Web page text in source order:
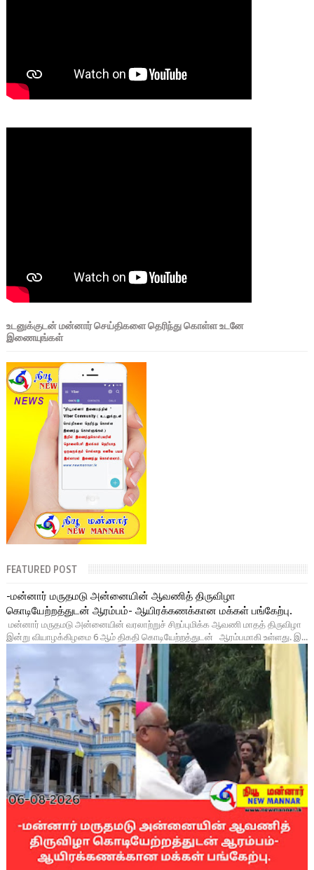
உடனுக்குடன் மன்னார் செய்திகளை தெரிந்து கொள்ள உடனே
இணையுங்கள்
FEATURED POST
-மன்னார் மருதமடு அன்னையின் ஆவணித் திருவிழா
கொடியேற்றத்துடன் ஆரம்பம்- ஆயிரக்கணக்கான மக்கள் பங்கேற்பு.
மன்னார் மருதமடு அன்னையின் வரலாற்றுச் சிறப்புமிக்க ஆவணி மாதத் திருவிழா
இன்று வியாழக்கிழமை 6 ஆம் திகதி கொடியேற்றத்துடன் ஆரம்பமாகி உள்ளது. இ...